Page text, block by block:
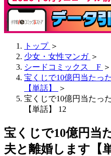
トップ ＞
少女・女性マンガ ＞
シードコミックス F ＞
宝くじで10億円当たっ
【単話】
＞
宝くじで10億円当たっ
【単話】 12
宝くじで10億円当
夫と離婚します【